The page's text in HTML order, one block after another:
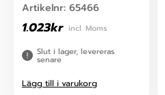
Artikelnr: 65466
1.023kr incl. Moms
Slut i lager, levereras
senare
Lägg till i varukorg